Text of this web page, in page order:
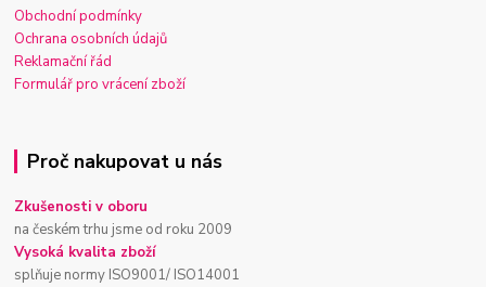
Obchodní podmínky
Ochrana osobních údajů
Reklamační řád
Formulář pro vrácení zboží
Proč nakupovat u nás
Zkušenosti v oboru
na českém trhu jsme od roku 2009
Vysoká kvalita zboží
splňuje normy ISO9001/ ISO14001